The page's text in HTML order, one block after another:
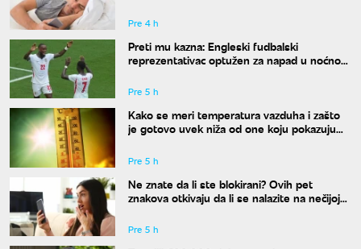
Pre 4 h
Preti mu kazna: Engleski fudbalski
reprezentativac optužen za napad u noćnom
Pre 5 h
Kako se meri temperatura vazduha i zašto
je gotovo uvek niža od one koju pokazuju
Pre 5 h
Ne znate da li ste blokirani? Ovih pet
znakova otkivaju da li se nalazite na nečijoj
Pre 5 h